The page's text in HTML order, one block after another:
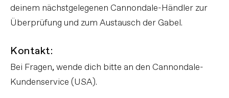
deinem nächstgelegenen Cannondale-Händler zur
Überprüfung und zum Austausch der Gabel.
Kontakt:
Bei Fragen, wende dich bitte an den Cannondale-
Kundenservice (USA).